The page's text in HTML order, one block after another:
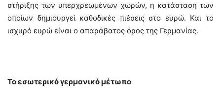
στήριξης των υπερχρεωμένων χωρών, η κατάσταση των
οποίων δημιουργεί καθοδικές πιέσεις στο ευρώ. Και το
ισχυρό ευρώ είναι ο απαράβατος όρος της Γερμανίας.
Το εσωτερικό γερμανικό μέτωπο